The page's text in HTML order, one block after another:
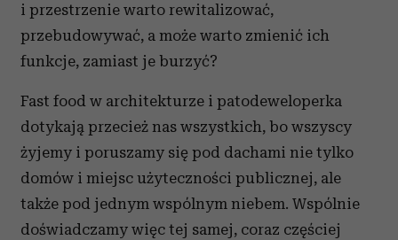
i przestrzenie warto rewitalizować,
przebudowywać, a może warto zmienić ich
funkcje, zamiast je burzyć?
Fast food w architekturze i patodeweloperka
dotykają przecież nas wszystkich, bo wszyscy
żyjemy i poruszamy się pod dachami nie tylko
domów i miejsc użyteczności publicznej, ale
także pod jednym wspólnym niebem. Wspólnie
doświadczamy więc tej samej, coraz częściej